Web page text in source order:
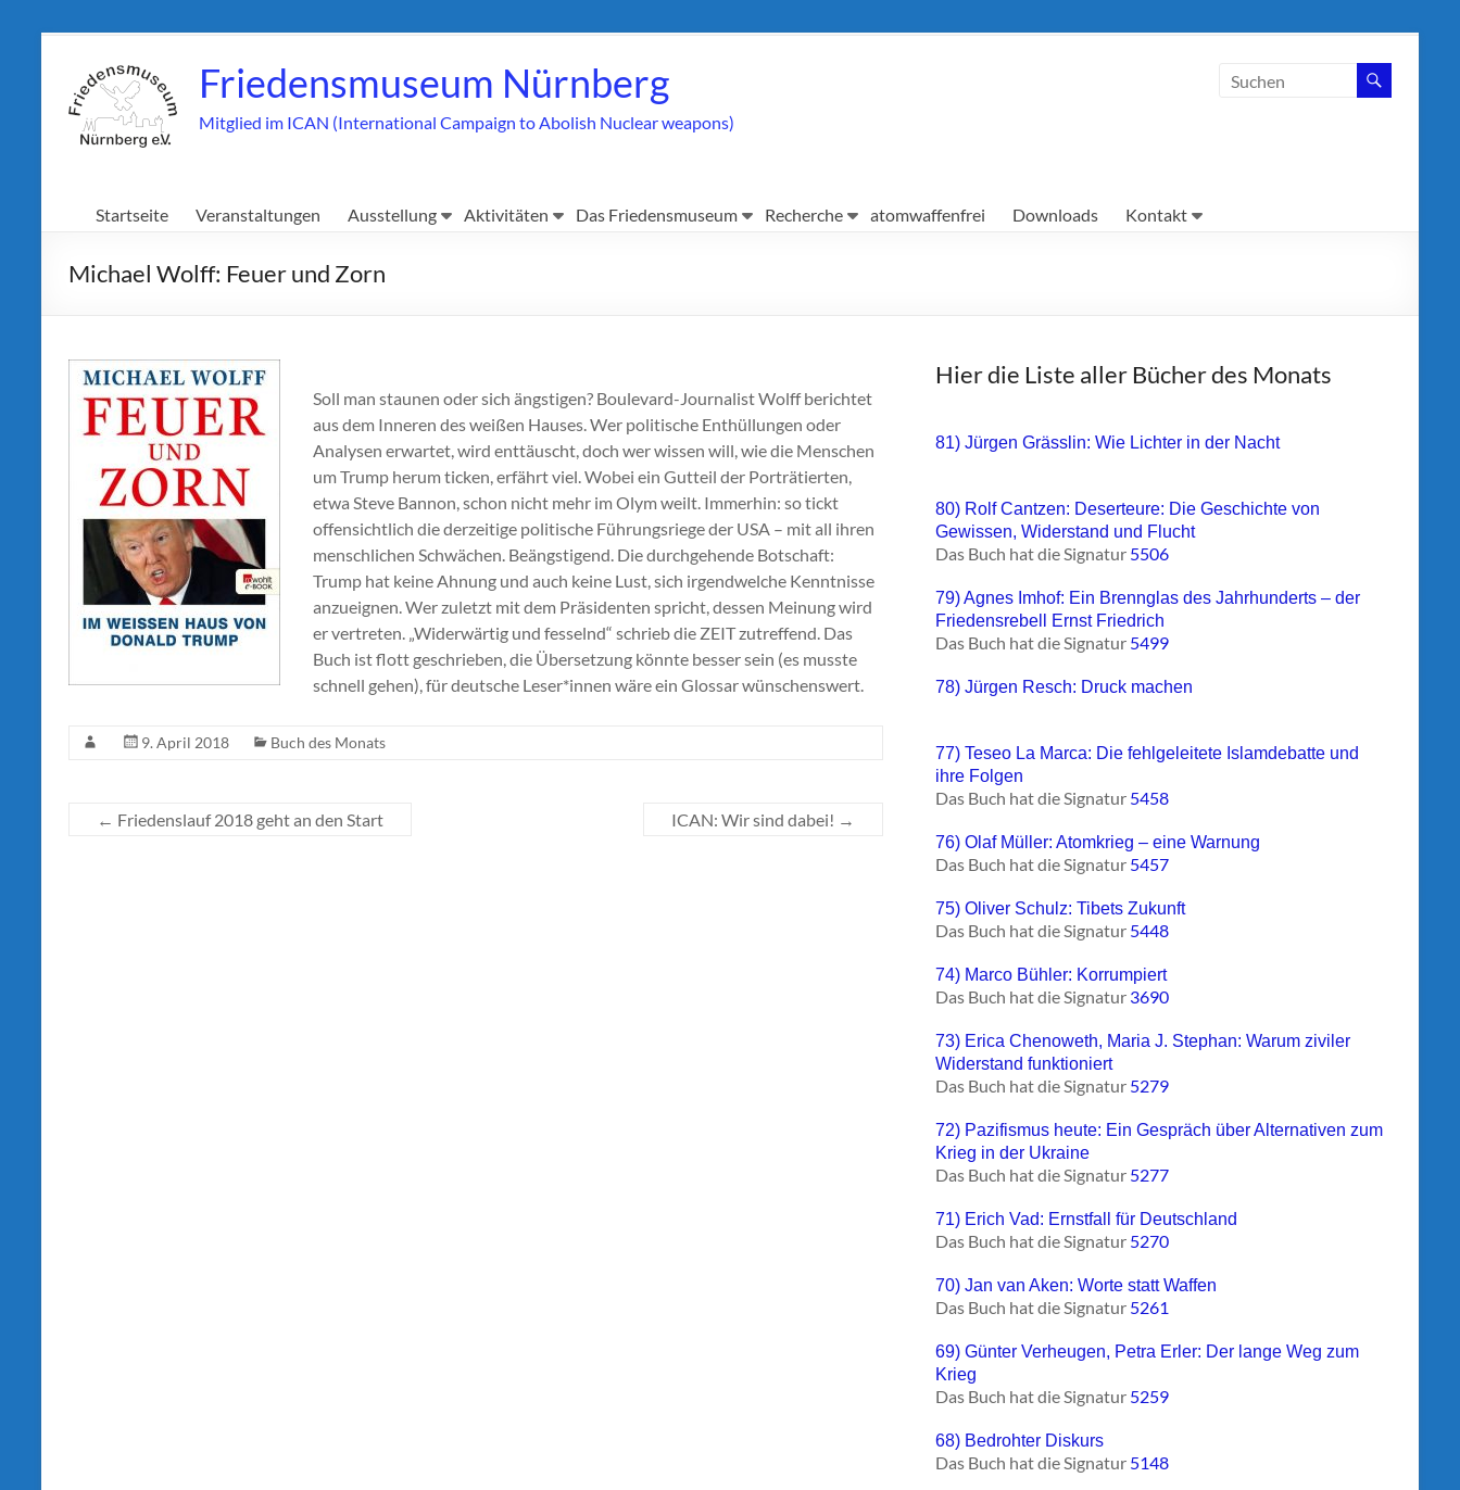
springen
Friedensmuseum Nürnberg
Mitglied im ICAN (International Campaign to Abolish Nuclear weapons)
Startseite Veranstaltungen Ausstellung Aktivitäten Das Friedensmuseum Recherche atomwaffenfrei Downloads Kontakt
Michael Wolff: Feuer und Zorn
Soll man staunen oder sich ängstigen? Boulevard-Journalist Wolff berichtet
aus dem Inneren des weißen Hauses. Wer politische Enthüllungen oder
Analysen erwartet, wird enttäuscht, doch wer wissen will, wie die Menschen
um Trump herum ticken, erfährt viel. Wobei ein Gutteil der Porträtierten,
etwa Steve Bannon, schon nicht mehr im Olym weilt. Immerhin: so tickt
offensichtlich die derzeitige politische Führungsriege der USA – mit all ihren
menschlichen Schwächen. Beängstigend. Die durchgehende Botschaft:
Trump hat keine Ahnung und auch keine Lust, sich irgendwelche Kenntnisse
anzueignen. Wer zuletzt mit dem Präsidenten spricht, dessen Meinung wird
er vertreten. „Widerwärtig und fesselnd“ schrieb die ZEIT zutreffend. Das
Buch ist flott geschrieben, die Übersetzung könnte besser sein (es musste
schnell gehen), für deutsche Leser*innen wäre ein Glossar wünschenswert.
9. April 2018 Buch des Monats
← Friedenslauf 2018 geht an den Start ICAN: Wir sind dabei! →
Hier die Liste aller Bücher des Monats
81) Jürgen Grässlin: Wie Lichter in der Nacht
80) Rolf Cantzen: Deserteure: Die Geschichte von
Gewissen, Widerstand und Flucht
Das Buch hat die Signatur 5506
79) Agnes Imhof: Ein Brennglas des Jahrhunderts – der
Friedensrebell Ernst Friedrich
Das Buch hat die Signatur 5499
78) Jürgen Resch: Druck machen
77) Teseo La Marca: Die fehlgeleitete Islamdebatte und
ihre Folgen
Das Buch hat die Signatur 5458
76) Olaf Müller: Atomkrieg – eine Warnung
Das Buch hat die Signatur 5457
75) Oliver Schulz: Tibets Zukunft
Das Buch hat die Signatur 5448
74) Marco Bühler: Korrumpiert
Das Buch hat die Signatur 3690
73) Erica Chenoweth, Maria J. Stephan: Warum ziviler
Widerstand funktioniert
Das Buch hat die Signatur 5279
72) Pazifismus heute: Ein Gespräch über Alternativen zum
Krieg in der Ukraine
Das Buch hat die Signatur 5277
71) Erich Vad: Ernstfall für Deutschland
Das Buch hat die Signatur 5270
70) Jan van Aken: Worte statt Waffen
Das Buch hat die Signatur 5261
69) Günter Verheugen, Petra Erler: Der lange Weg zum
Krieg
Das Buch hat die Signatur 5259
68) Bedrohter Diskurs
Das Buch hat die Signatur 5148